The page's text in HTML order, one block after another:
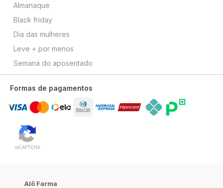
Almanaque
Black friday
Dia das mulheres
Leve + por menos
Semana do aposentado
Formas de pagamentos
Alô Farma